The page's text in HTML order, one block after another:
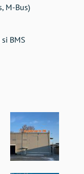
M-Bus)
BMS